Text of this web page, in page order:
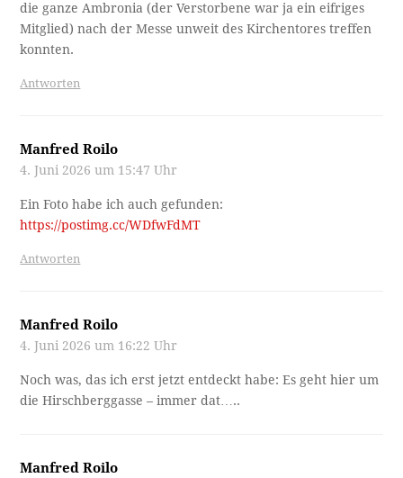
die ganze Ambronia (der Verstorbene war ja ein eifriges
Mitglied) nach der Messe unweit des Kirchentores treffen
konnten.
Antworten
Manfred Roilo
4. Juni 2026 um 15:47 Uhr
Ein Foto habe ich auch gefunden:
https://postimg.cc/WDfwFdMT
Antworten
Manfred Roilo
4. Juni 2026 um 16:22 Uhr
Noch was, das ich erst jetzt entdeckt habe: Es geht hier um
die Hirschberggasse – immer dat…..
Manfred Roilo